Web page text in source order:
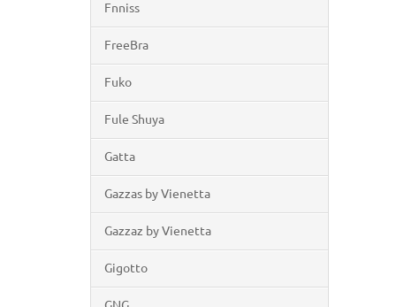
Fnniss
FreeBra
Fuko
Fule Shuya
Gatta
Gazzas by Vienetta
Gazzaz by Vienetta
Gigotto